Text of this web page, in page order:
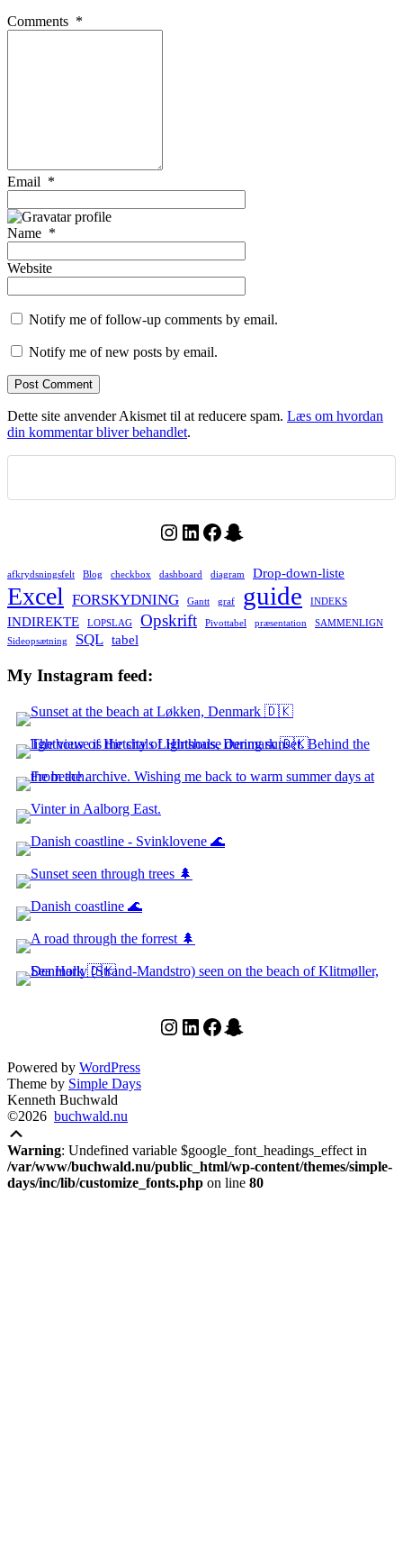
Comments *
Email *
Name *
Website
Notify me of follow-up comments by email.
Notify me of new posts by email.
Dette site anvender Akismet til at reducere spam. Læs om hvordan
din kommentar bliver behandlet.
Instagram
LinkedIn
Facebook
Snapchat
afkrydsningsfelt Blog checkbox dashboard diagram Drop-down-liste
Excel FORSKYDNING Gantt graf guide INDEKS
INDIREKTE LOPSLAG Opskrift Pivottabel præsentation
SAMMENLIGN
Sideopsætning
SQL tabel
My Instagram feed:
Instagram
LinkedIn
Facebook
Snapchat
Powered by WordPress
Theme by Simple Days
Kenneth Buchwald
©2026 buchwald.nu
Up
Warning: Undefined variable $google_font_headings_effect in
/var/www/buchwald.nu/public_html/wp-content/themes/simple-
days/inc/lib/customize_fonts.php on line 80